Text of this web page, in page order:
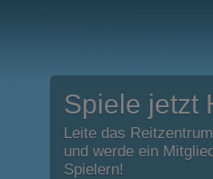
Spiele jetzt
Leite das
und werde ein
Spielern!